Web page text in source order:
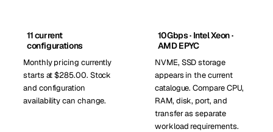
11 current
configurations
Monthly pricing currently
starts at $285.00. Stock
and configuration
availability can change.
10Gbps · Intel Xeon ·
AMD EPYC
NVME, SSD storage
appears in the current
catalogue. Compare CPU,
RAM, disk, port, and
transfer as separate
workload requirements.